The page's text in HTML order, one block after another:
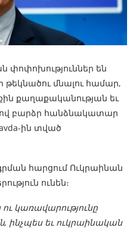
են
թեկնածու մնալու համար,
քաղաքականության եւ
բարձր հանձնակատար
ին տված
հարցում Ուկրաինան
ունեն։
կառավարությունը
ինչպես եւ ուկրաինական